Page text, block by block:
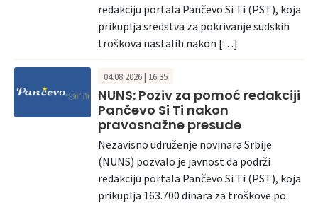
redakciju portala Pančevo Si Ti (PST), koja
prikuplja sredstva za pokrivanje sudskih
troškova nastalih nakon […]
04.08.2026 | 16:35
NUNS: Poziv za pomoć redakciji
Pančevo Si Ti nakon
pravosnažne presude
Nezavisno udruženje novinara Srbije
(NUNS) pozvalo je javnost da podrži
redakciju portala Pančevo Si Ti (PST), koja
prikuplja 163.700 dinara za troškove po